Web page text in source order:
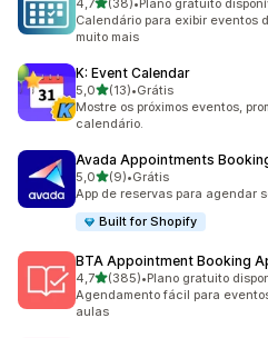
4,7 (38)
38 avaliações ao todo
•Plano gratuito
Calendário para exibir eventos
muito mais
K: Event Calendar
5,0de 5 estrelas
(13)
13 avaliações ao todo
•Grátis
Mostre os próximos eventos,
calendário.
Avada Appointments
5,0de 5 estrelas
(9)
9 avaliações ao todo
•Grátis
App de reservas para agendar
Built for Shopify
BTA Appointment Booking
4,7de 5 estrelas
(385)
385 avaliações ao todo
•Plano gratuito
Agendamento fácil para
aulas